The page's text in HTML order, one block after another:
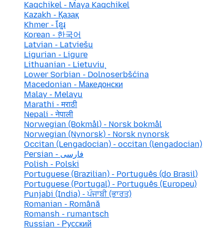
Kaqchikel - Maya Kaqchikel
Kazakh - Қазақ
Khmer - ខ្មែរ
Korean - 한국어
Latvian - Latviešu
Ligurian - Ligure
Lithuanian - Lietuvių
Lower Sorbian - Dolnoserbšćina
Macedonian - Македонски
Malay - Melayu
Marathi - मराठी
Nepali - नेपाली
Norwegian (Bokmål) - Norsk bokmål
Norwegian (Nynorsk) - Norsk nynorsk
Occitan (Lengadocian) - occitan (lengadocian)
Persian - فارسی
Polish - Polski
Portuguese (Brazilian) - Português (do Brasil)
Portuguese (Portugal) - Português (Europeu)
Punjabi (India) - ਪੰਜਾਬੀ (ਭਾਰਤ)
Romanian - Română
Romansh - rumantsch
Russian - Русский